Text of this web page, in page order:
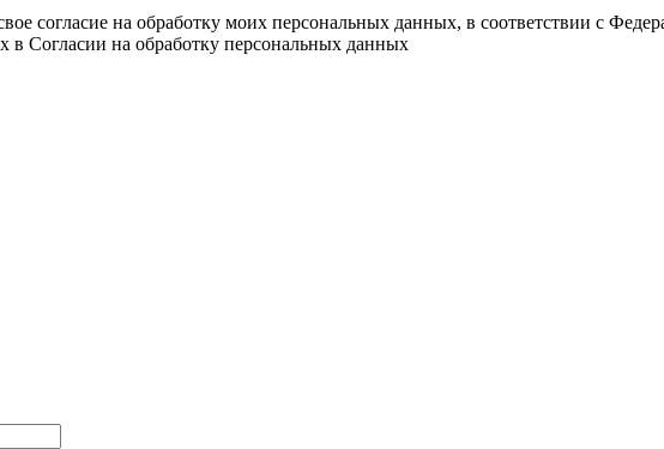
согласие на обработку моих персональных данных, в соответствии с
в Согласии на обработку персональных данных